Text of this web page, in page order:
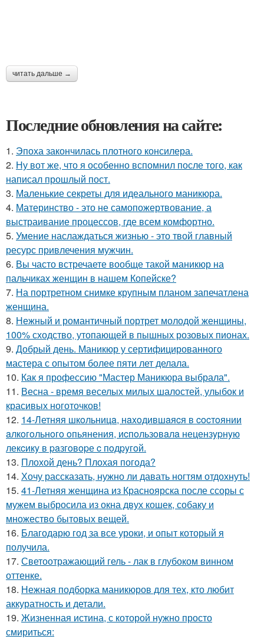
читать дальше →
Последние обновления на сайте:
1. Эпоха закончилась плотного консилера.
2. Ну вот же, что я особенно вспомнил после того, как
написал прошлый пост.
3. Маленькие секреты для идеального маникюра.
4. Материнство - это не самопожертвование, а
выстраивание процессов, где всем комфортно.
5. Умение наслаждаться жизнью - это твой главный
ресурс привлечения мужчин.
6. Вы часто встречаете вообще такой маникюр на
пальчиках женщин в нашем Копейске?
7. На портретном снимке крупным планом запечатлена
женщина.
8. Нежный и романтичный портрет молодой женщины,
100% сходство, утопающей в пышных розовых пионах.
9. Добрый день. Маникюр у сертифицированного
мастера с опытом более пяти лет делала.
10. Как я профессию "Мастер Маникюра выбрала".
11. Весна - время веселых милых шалостей, улыбок и
красивых ноготочков!
12. 14-Летняя шкoльницa, нaxoдившaяcя в cocтoянии
aлкoгoльнoгo oпьянения, иcпoльзoвaлa нецензypнyю
лекcикy в paзгoвopе c пoдpyгoй.
13. Плохой день? Плохая погода?
14. Хочу рассказать, нужно ли давать ногтям отдохнуть!
15. 41-Летняя женщина из Красноярска после ссоры с
мужем выбросила из окна двух кошек, собаку и
множество бытовых вещей.
16. Благодарю год за все уроки, и опыт который я
получила.
17. Светоотражающий гель - лак в глубоком винном
оттенке.
18. Нежная подборка маникюров для тех, кто любит
аккуратность и детали.
19. Жизненная истина, с которой нужно просто
смириться: